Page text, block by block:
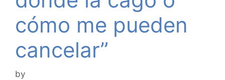
cómo me pueden
cancelar”
by